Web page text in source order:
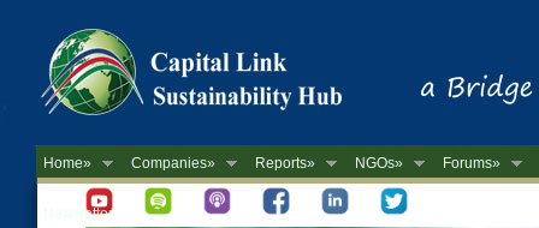
Home» Companies» Reports» NGOs» Forums»
Newsletter